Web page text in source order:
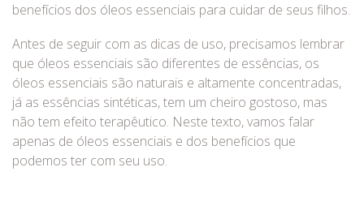
benefícios dos óleos essenciais para cuidar de seus filhos.
Antes de seguir com as dicas de uso, precisamos lembrar
que óleos essenciais são diferentes de essências, os
óleos essenciais são naturais e altamente concentradas,
já as essências sintéticas, tem um cheiro gostoso, mas
não tem efeito terapêutico. Neste texto, vamos falar
apenas de óleos essenciais e dos benefícios que
podemos ter com seu uso.